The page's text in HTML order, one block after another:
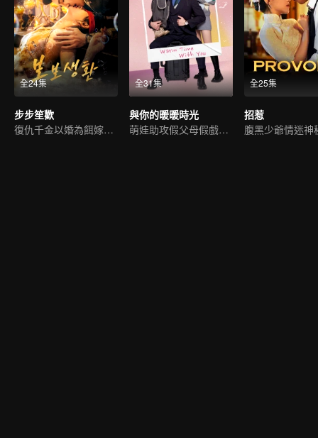
全24集
步步笙歡
復仇千金以婚為餌嫁豪門
全31集
與你的暖暖時光
萌娃助攻假父母假戲真做
全25集
招惹
腹黑少爺情迷神